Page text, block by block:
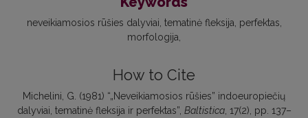
neveikiamosios rūšies dalyviai tematinė fleksija perfektas
morfologija
How to Cite
Michelini, G. (1981) “„Neveikiamosios rūšies” indoeuropiečių
dalyviai, tematinė fleksija ir perfektas”, Baltistica, 17(2), pp. 137–